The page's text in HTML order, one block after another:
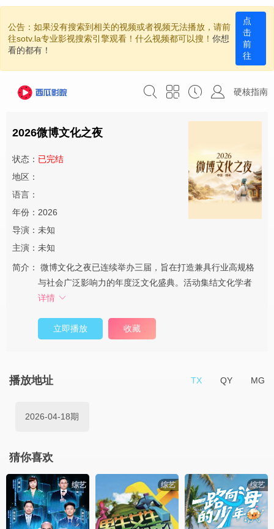
公告：如果没有搜索到相关的视频或者视频无法播放，请前
往sotv.la专业影视搜索引擎观看！什么视频都可以搜！ 你想
看的都有！
点
击
前
往
硬核指南
2026微博文化之夜
状态： 已完结
地区：
语言：
年份：2026
导演：未知
主演：未知
简介：
微博文化之夜已连续举办三届，旨在打造兼具行业高规格
与社会广泛影响力的年度泛文化盛典。活动集结文化学者
详情
立即播放 收藏
播放地址 TX QY MG
2026-04-18期
猜你喜欢
综艺 综艺 综艺